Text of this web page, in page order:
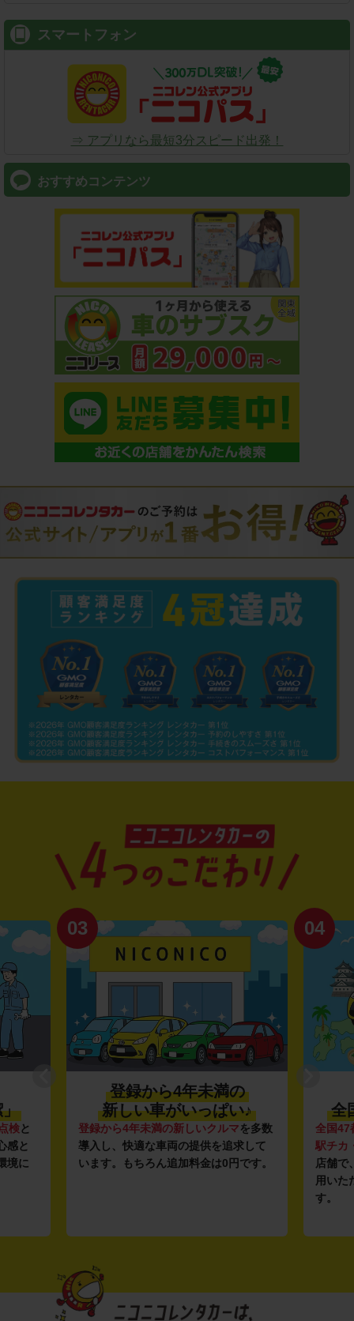
スマートフォン
⇒ アプリなら最短3分スピード出発！
おすすめコンテンツ
」
検と
感と
境に
03
登録から4年未満の
新しい車がいっぱい♪
登録から4年未満の新しいクルマを多数
導入し、快適な車両の提供を追求して
います。もちろん追加料金は0円です。
04
全
全国47
駅チカ
店舗で
用いた
す。